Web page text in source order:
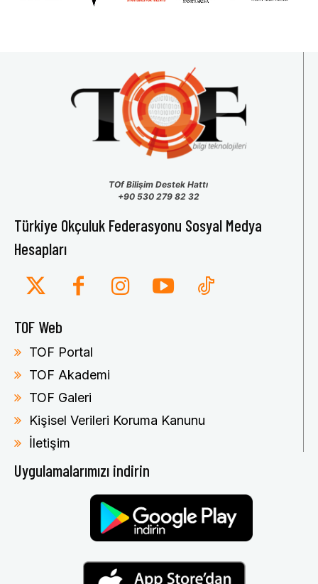
TOf Bilişim Destek Hattı
+90 530 279 82 32
Türkiye Okçuluk Federasyonu Sosyal Medya
Hesapları
TOF Web
TOF Portal
TOF Akademi
TOF Galeri
Kişisel Verileri Koruma Kanunu
İletişim
Uygulamalarımızı indirin